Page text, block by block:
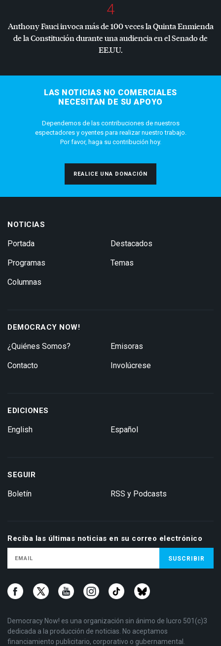
4
Anthony Fauci invoca más de 100 veces la Quinta Enmienda
de la Constitución durante una audiencia en el Senado de
EE.UU.
LAS NOTICIAS NO COMERCIALES
NECESITAN DE SU APOYO
Dependemos de las contribuciones de nuestros
espectadores y oyentes para realizar nuestro trabajo.
Por favor, haga su contribución hoy.
REALICE UNA DONACIÓN
NOTICIAS
Portada
Programas
Columnas
Destacados
Temas
DEMOCRACY NOW!
¿Quiénes Somos?
Contacto
Emisoras
Involúcrese
EDICIONES
English Español
SEGUIR
Boletín RSS y Podcasts
Reciba las últimas noticias en su correo electrónico
Democracy Now! es una organización sin ánimo de lucro 501(c)3
dedicada a la producción de noticias. No aceptamos
financiamiento publicitario, corporativo o gubernamental.